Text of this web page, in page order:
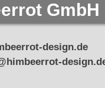
GmbH
design.de